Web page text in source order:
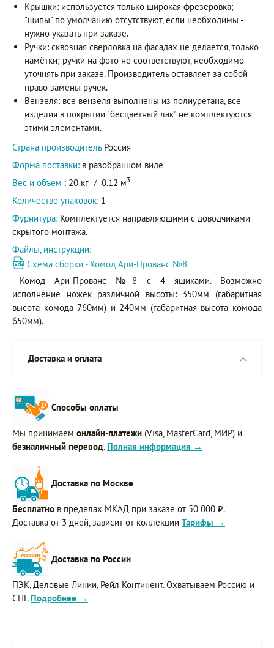
Крышки: используется только широкая фрезеровка;
"шипы" по умолчанию отсутствуют, если необходимы -
нужно указать при заказе.
Ручки: сквозная сверловка на фасадах не делается, только
намётки; ручки на фото не соответствуют, необходимо
уточнять при заказе. Производитель оставляет за собой
право замены ручек.
Вензеля: все вензеля выполнены из полиуретана, все
изделия в покрытии "бесцветный лак" не комплектуются
этими элементами.
Страна производитель Россия
Форма поставки: в разобранном виде
Вес и объем : 20 кг / 0.12 м3
Количество упаковок: 1
Фурнитура: Комплектуется направляющими с доводчиками
скрытого монтажа.
Файлы, инструкции:
Схема сборки - Комод Ари-Прованс №8
Комод Ари-Прованс №8 с 4 ящиками. Возможно
исполнение ножек различной высоты: 350мм (габаритная
высота комода 760мм) и 240мм (габаритная высота комода
650мм).
Доставка и оплата
Способы оплаты
Мы принимаем онлайн-платежи (Visa, MasterCard, МИР) и
безналичный перевод. Полная информация →
Доставка по Москве
Бесплатно в пределах МКАД при заказе от 50 000 ₽.
Доставка от 3 дней, зависит от коллекции Тарифы →
Доставка по России
ПЭК, Деловые Линии, Рейл Континент. Охватываем Россию и
СНГ. Подробнее →